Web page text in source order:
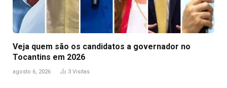
Veja quem são os candidatos a governador no
Tocantins em 2026
agosto 6, 2026 3 Visitas